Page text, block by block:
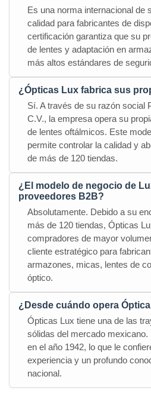
Es una norma internacional de
calidad para fabricantes de
certificación garantiza que su
de lentes y adaptación en
más altos estándares de
¿Ópticas Lux fabrica sus
Sí. A través de su razón social
C.V., la empresa opera su
de lentes oftálmicos. Este
permite controlar la calidad y
de más de 120 tiendas.
¿El modelo de negocio de
proveedores B2B?
Absolutamente. Debido a su
más de 120 tiendas, Ópticas
compradores de mayor
cliente estratégico para
armazones, micas, lentes de
óptico.
¿Desde cuándo opera
Ópticas Lux tiene una de las
sólidas del mercado
en el año 1942, lo que le
experiencia y un profundo
nacional.